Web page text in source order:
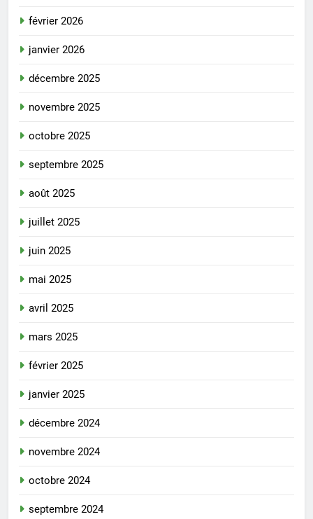
février 2026
janvier 2026
décembre 2025
novembre 2025
octobre 2025
septembre 2025
août 2025
juillet 2025
juin 2025
mai 2025
avril 2025
mars 2025
février 2025
janvier 2025
décembre 2024
novembre 2024
octobre 2024
septembre 2024